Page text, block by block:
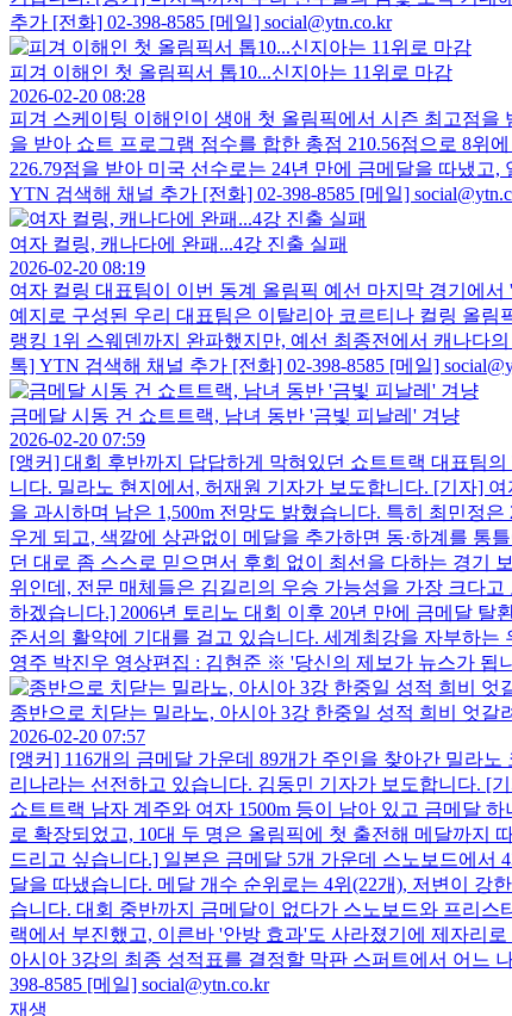
추가 [전화] 02-398-8585 [메일] social@ytn.co.kr
피겨 이해인 첫 올림픽서 톱10...신지아는 11위로 마감
2026-02-20 08:28
피겨 스케이팅 이해인이 생애 첫 올림픽에서 시즌 최고점을
을 받아 쇼트 프로그램 점수를 합한 총점 210.56점으로 8위
226.79점을 받아 미국 선수로는 24년 만에 금메달을 따냈
YTN 검색해 채널 추가 [전화] 02-398-8585 [메일]
여자 컬링, 캐나다에 완패...4강 진출 실패
2026-02-20 08:19
여자 컬링 대표팀이 이번 동계 올림픽 예선 마지막 경기에
예지로 구성된 우리 대표팀은 이탈리아 코르티나 컬링 올
랭킹 1위 스웨덴까지 완파했지만, 예선 최종전에서 캐나다
톡] YTN 검색해 채널 추가 [전화] 02-398-8585 [메일]
금메달 시동 건 쇼트트랙, 남녀 동반 '금빛 피날레' 겨냥
2026-02-20 07:59
[앵커] 대회 후반까지 답답하게 막혀있던 쇼트트랙 대표팀
니다. 밀라노 현지에서, 허재원 기자가 보도합니다. [기자]
을 과시하며 남은 1,500m 전망도 밝혔습니다. 특히 최민정
우게 되고, 색깔에 상관없이 메달을 추가하면 동·하계를 통
던 대로 좀 스스로 믿으면서 후회 없이 최선을 다하는 경기
위인데, 전문 매체들은 김길리의 우승 가능성을 가장 크다
하겠습니다.] 2006년 토리노 대회 이후 20년 만에 금메달
준서의 활약에 기대를 걸고 있습니다. 세계최강을 자부하
영주 박진우 영상편집 : 김현준 ※ '당신의 제보가 뉴스가 됩
종반으로 치닫는 밀라노, 아시아 3강 한중일 성적 희비 엇갈
2026-02-20 07:57
[앵커] 116개의 금메달 가운데 89개가 주인을 찾아간 밀라
리나라는 선전하고 있습니다. 김동민 기자가 보도합니다. [
쇼트트랙 남자 계주와 여자 1500m 등이 남아 있고 금메달
로 확장되었고, 10대 두 명은 올림픽에 첫 출전해 메달까지
드리고 싶습니다.] 일본은 금메달 5개 가운데 스노보드에서
달을 따냈습니다. 메달 개수 순위로는 4위(22개), 저변이 강
습니다. 대회 중반까지 금메달이 없다가 스노보드와 프리
랙에서 부진했고, 이른바 '안방 효과'도 사라졌기에 제자리
아시아 3강의 최종 성적표를 결정할 막판 스퍼트에서 어느
398-8585 [메일] social@ytn.co.kr
재생